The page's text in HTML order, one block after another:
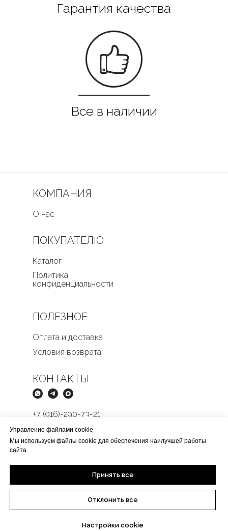
КОМПАНИЯ
О нас
ПОЛЕЗНОЕ
Оплата и доставка
Условия возврата
ПОКУПАТЕЛЮ
Каталог
Политика
конфиденциальности
КОНТАКТЫ
Butikmens@yandex.ru
+7 (916)-290-73-21
Управление файлами cookie
Мы используем файлы cookie для обеспечения наилучшей работы
сайта.
Принять все
Отклонить все
Настройки cookie